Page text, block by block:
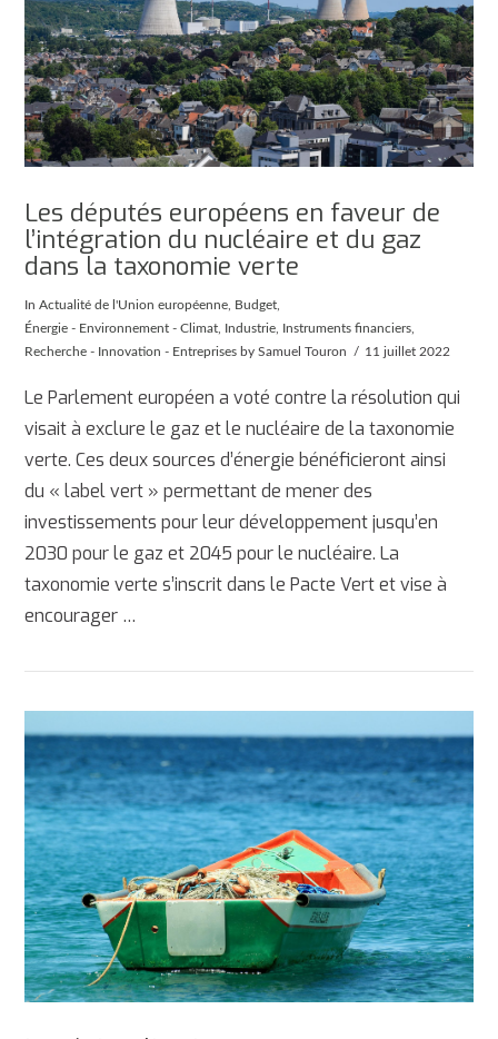
Les députés européens en faveur de
l’intégration du nucléaire et du gaz
dans la taxonomie verte
InActualité de l'Union européenne Budget
Énergie - Environnement - Climat Industrie Instruments financiers
Recherche - Innovation - Entreprises by Samuel Touron 11 juillet 2022
Le Parlement européen a voté contre la résolution qui
visait à exclure le gaz et le nucléaire de la taxonomie
verte. Ces deux sources d’énergie bénéficieront ainsi
du « label vert » permettant de mener des
investissements pour leur développement jusqu’en
2030 pour le gaz et 2045 pour le nucléaire. La
taxonomie verte s’inscrit dans le Pacte Vert et vise à
encourager …